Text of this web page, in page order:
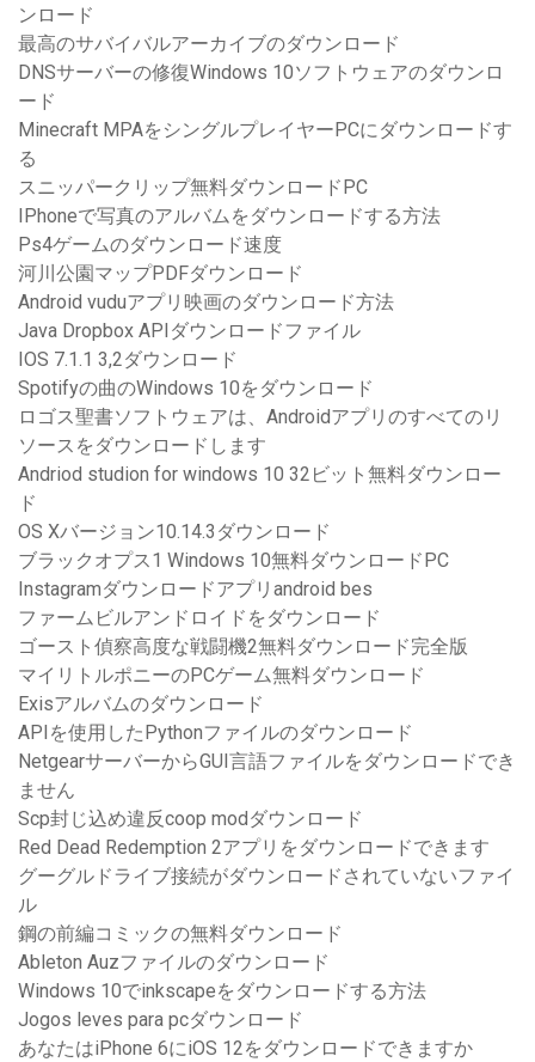
ンロード
最高のサバイバルアーカイブのダウンロード
DNSサーバーの修復Windows 10ソフトウェアのダウンロ
ード
Minecraft MPAをシングルプレイヤーPCにダウンロードす
る
スニッパークリップ無料ダウンロードPC
IPhoneで写真のアルバムをダウンロードする方法
Ps4ゲームのダウンロード速度
河川公園マップPDFダウンロード
Android vuduアプリ映画のダウンロード方法
Java Dropbox APIダウンロードファイル
IOS 7.1.1 3,2ダウンロード
Spotifyの曲のWindows 10をダウンロード
ロゴス聖書ソフトウェアは、Androidアプリのすべてのリ
ソースをダウンロードします
Andriod studion for windows 10 32ビット無料ダウンロー
ド
OS Xバージョン10.14.3ダウンロード
ブラックオプス1 Windows 10無料ダウンロードPC
Instagramダウンロードアプリandroid bes
ファームビルアンドロイドをダウンロード
ゴースト偵察高度な戦闘機2無料ダウンロード完全版
マイリトルポニーのPCゲーム無料ダウンロード
Exisアルバムのダウンロード
APIを使用したPythonファイルのダウンロード
NetgearサーバーからGUI言語ファイルをダウンロードでき
ません
Scp封じ込め違反coop modダウンロード
Red Dead Redemption 2アプリをダウンロードできます
グーグルドライブ接続がダウンロードされていないファイ
ル
鋼の前編コミックの無料ダウンロード
Ableton Auzファイルのダウンロード
Windows 10でinkscapeをダウンロードする方法
Jogos leves para pcダウンロード
あなたはiPhone 6にiOS 12をダウンロードできますか